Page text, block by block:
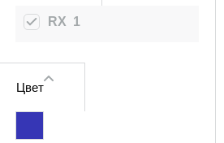
RX 1
Цвет